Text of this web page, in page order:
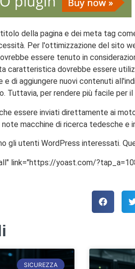
della pagina e dei meta tag
Per l'ottimizzazione del sito
essere tenuto in
caratteristica dovrebbe essere
di aggiungere nuovi contenuti
Tuttavia, per rendere più facile per
essere inviati direttamente ai
macchine di ricerca tedesche e
gli utenti WordPress interessati.
link="https://yoast.com/
SICUREZZA